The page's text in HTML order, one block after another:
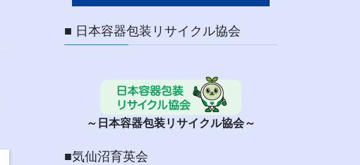
■ 日本容器包装リサイクル協会
～日本容器包装リサイクル協会～
■気仙沼育英会